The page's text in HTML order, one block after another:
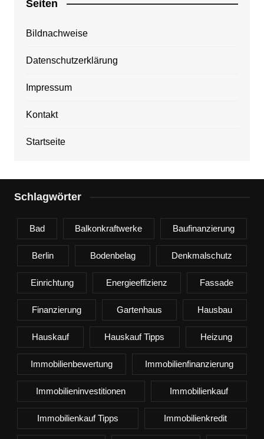
Seiten
Bildnachweise
Datenschutzerklärung
Impressum
Kontakt
Startseite
Schlagwörter
Bad Balkonkraftwerke Baufinanzierung
Berlin Bodenbelag Denkmalschutz
Einrichtung Energieeffizienz Fassade
Finanzierung Gartenhaus Hausbau
Hauskauf Hauskauf Tipps Heizung
Immobilienbewertung Immobilienfinanzierung
Immobilieninvestitionen Immobilienkauf
Immobilienkauf Tipps Immobilienkredit